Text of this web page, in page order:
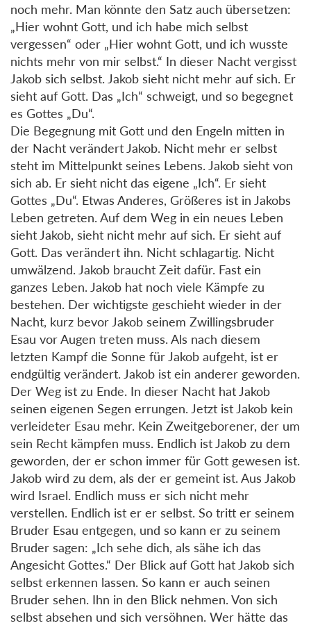
noch mehr. Man könnte den Satz auch übersetzen:
„Hier wohnt Gott, und ich habe mich selbst
vergessen“ oder „Hier wohnt Gott, und ich wusste
nichts mehr von mir selbst.“ In dieser Nacht vergisst
Jakob sich selbst. Jakob sieht nicht mehr auf sich. Er
sieht auf Gott. Das „Ich“ schweigt, und so begegnet
es Gottes „Du“.
Die Begegnung mit Gott und den Engeln mitten in
der Nacht verändert Jakob. Nicht mehr er selbst
steht im Mittelpunkt seines Lebens. Jakob sieht von
sich ab. Er sieht nicht das eigene „Ich“. Er sieht
Gottes „Du“. Etwas Anderes, Größeres ist in Jakobs
Leben getreten. Auf dem Weg in ein neues Leben
sieht Jakob, sieht nicht mehr auf sich. Er sieht auf
Gott. Das verändert ihn. Nicht schlagartig. Nicht
umwälzend. Jakob braucht Zeit dafür. Fast ein
ganzes Leben. Jakob hat noch viele Kämpfe zu
bestehen. Der wichtigste geschieht wieder in der
Nacht, kurz bevor Jakob seinem Zwillingsbruder
Esau vor Augen treten muss. Als nach diesem
letzten Kampf die Sonne für Jakob aufgeht, ist er
endgültig verändert. Jakob ist ein anderer geworden.
Der Weg ist zu Ende. In dieser Nacht hat Jakob
seinen eigenen Segen errungen. Jetzt ist Jakob kein
verleideter Esau mehr. Kein Zweitgeborener, der um
sein Recht kämpfen muss. Endlich ist Jakob zu dem
geworden, der er schon immer für Gott gewesen ist.
Jakob wird zu dem, als der er gemeint ist. Aus Jakob
wird Israel. Endlich muss er sich nicht mehr
verstellen. Endlich ist er er selbst. So tritt er seinem
Bruder Esau entgegen, und so kann er zu seinem
Bruder sagen: „Ich sehe dich, als sähe ich das
Angesicht Gottes.“ Der Blick auf Gott hat Jakob sich
selbst erkennen lassen. So kann er auch seinen
Bruder sehen. Ihn in den Blick nehmen. Von sich
selbst absehen und sich versöhnen. Wer hätte das